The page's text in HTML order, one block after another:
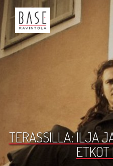
TERASSILLA: ILJA
ETKOT